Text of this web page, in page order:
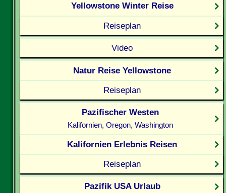
Yellowstone Winter Reise
Reiseplan
Video
Natur Reise Yellowstone
Reiseplan
Pazifischer Westen
Kalifornien, Oregon, Washington
Kalifornien Erlebnis Reisen
Reiseplan
Pazifik USA Urlaub